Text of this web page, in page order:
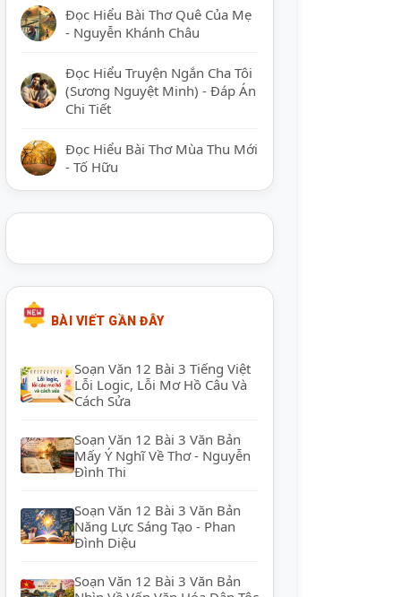
Đọc Hiểu Bài Thơ Quê Của Mẹ
- Nguyễn Khánh Châu
Đọc Hiểu Truyện Ngắn Cha Tôi
(Sương Nguyệt Minh) - Đáp Án
Chi Tiết
Đọc Hiểu Bài Thơ Mùa Thu Mới
- Tố Hữu
BÀI VIẾT GẦN ĐÂY
Soạn Văn 12 Bài 3 Tiếng Việt
Lỗi Logic, Lỗi Mơ Hồ Câu Và
Cách Sửa
Soạn Văn 12 Bài 3 Văn Bản
Mấy Ý Nghĩ Về Thơ - Nguyễn
Đình Thi
Soạn Văn 12 Bài 3 Văn Bản
Năng Lực Sáng Tạo - Phan
Đình Diệu
Soạn Văn 12 Bài 3 Văn Bản